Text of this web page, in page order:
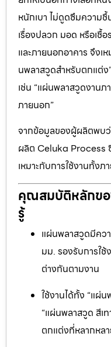
หนักเบา ไม่ดูดซึมความ
เรื่องปลวก มอด หรือเชื้
และภายนอกอาคาร จึงเ
นพลาสวูดสำหรับตกแต่ง
เช่น “แผ่นพลาสวูดงานภ
ภายนอก”
จากข้อมูลของผู้ผลิตพบ
ผลิต Celuka Process
เหมาะกับการใช้งานทั้ง
คุณสมบัติหลักข
รู้
แผ่นพลาสวูดมีคว
มม. รองรับการใ
ต่างกันตามงาน
ใช้งานได้ทั้ง “แผ่
“แผ่นพลาสวูด สีเ
ตกแต่งที่หลากหล